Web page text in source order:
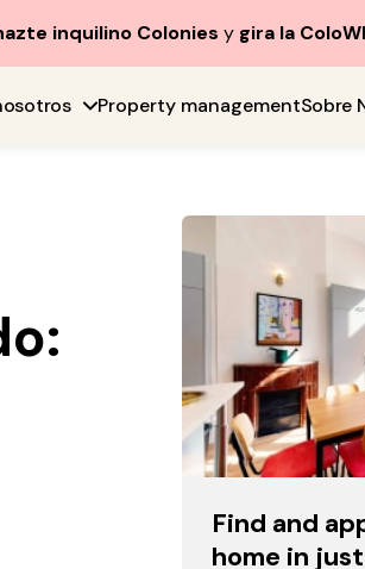
inquilino Colonies y gira la
Property managementSobre
Find and
home in